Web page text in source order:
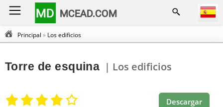
MD MCEAD.COM
Principal » Los edificios
Torre de esquina | Los edificios
Descargar